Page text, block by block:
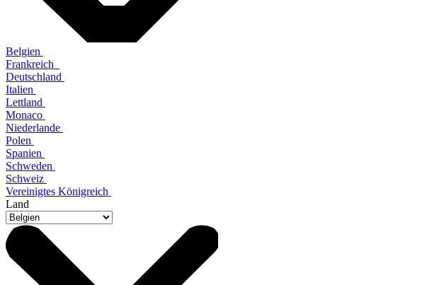
Belgien
Frankreich
Deutschland
Italien
Lettland
Monaco
Niederlande
Polen
Spanien
Schweden
Schweiz
Vereinigtes Königreich
Land